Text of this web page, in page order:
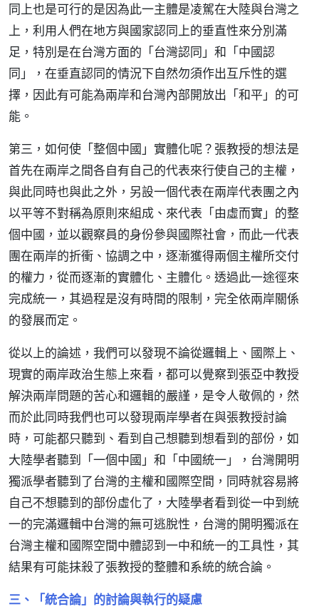
同上也是可行的是因為此一主體是凌駕在大陸與台灣之
上，利用人們在地方與國家認同上的垂直性來分別滿
足，特別是在台灣方面的「台灣認同」和「中國認
同」，在垂直認同的情況下自然勿須作出互斥性的選
擇，因此有可能為兩岸和台灣內部開放出「和平」的可
能。
第三，如何使「整個中國」實體化呢？張教授的想法是
首先在兩岸之間各自有自己的代表來行使自己的主權，
與此同時也與此之外，另設一個代表在兩岸代表團之內
以平等不對稱為原則來組成、來代表「由虛而實」的整
個中國，並以觀察員的身份參與國際社會，而此一代表
團在兩岸的折衝、協調之中，逐漸獲得兩個主權所交付
的權力，從而逐漸的實體化、主體化。透過此一途徑來
完成統一，其過程是沒有時間的限制，完全依兩岸關係
的發展而定。
從以上的論述，我們可以發現不論從邏輯上、國際上、
現實的兩岸政治生態上來看，都可以覺察到張亞中教授
解決兩岸問題的苦心和邏輯的嚴謹，是令人敬佩的，然
而於此同時我們也可以發現兩岸學者在與張教授討論
時，可能都只聽到、看到自己想聽到想看到的部份，如
大陸學者聽到「一個中國」和「中國統一」，台灣開明
獨派學者聽到了台灣的主權和國際空間，同時就容易將
自己不想聽到的部份虛化了，大陸學者看到從一中到統
一的完滿邏輯中台灣的無可逃脫性，台灣的開明獨派在
台灣主權和國際空間中體認到一中和統一的工具性，其
結果有可能抹殺了張教授的整體和系統的統合論。
三、「統合論」的討論與執行的疑慮